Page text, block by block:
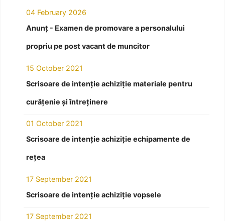
04 February 2026
Anunț - Examen de promovare a personalului
propriu pe post vacant de muncitor
15 October 2021
Scrisoare de intenție achiziție materiale pentru
curățenie și întreținere
01 October 2021
Scrisoare de intenție achiziție echipamente de
rețea
17 September 2021
Scrisoare de intenție achiziție vopsele
17 September 2021